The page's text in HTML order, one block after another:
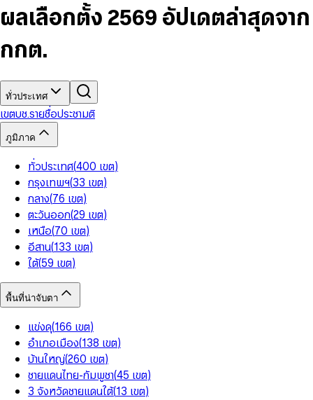
7
8
5
6
8
9
6
7
9
5
6
8
9
9
ผลเลือกตั้ง 2569 อัปเดตล่าสุดจาก
กกต.
ทั่วประเทศ
เขตบช.รายชื่อประชามติ
ภูมิภาค
ทั่วประเทศ(400 เขต)
กรุงเทพฯ(33 เขต)
กลาง(76 เขต)
ตะวันออก(29 เขต)
เหนือ(70 เขต)
อีสาน(133 เขต)
ใต้(59 เขต)
พื้นที่น่าจับตา
แข่งดุ(166 เขต)
อำเภอเมือง(138 เขต)
บ้านใหญ่(260 เขต)
ชายแดนไทย-กัมพูชา(45 เขต)
3 จังหวัดชายแดนใต้(13 เขต)